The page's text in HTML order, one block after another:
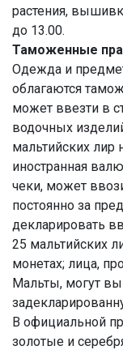
растения,
до 13.00.
Таможенные
Одежда и
облагаются
может ввезти в
водочных
мальтийских лир
иностранная
чеки, может
постоянно за
декларировать
25 мальтийских
монетах; лица,
Мальты, могут
В официальной
золотые и